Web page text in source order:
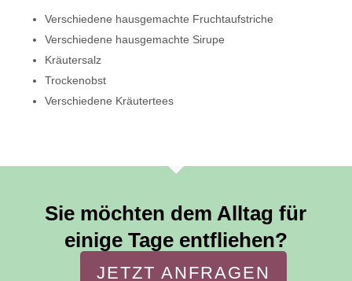
Verschiedene hausgemachte Fruchtaufstriche
Verschiedene hausgemachte Sirupe
Kräutersalz
Trockenobst
Verschiedene Kräutertees
Sie möchten dem Alltag für
einige Tage entfliehen?
JETZT ANFRAGEN